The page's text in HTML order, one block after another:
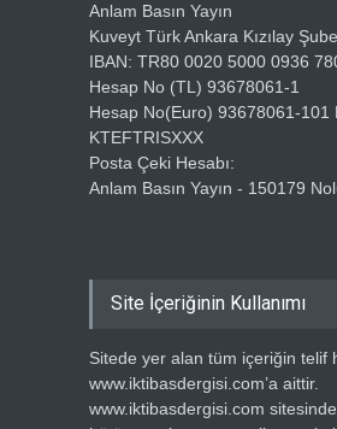
Anlam Basın Yayın
Kuveyt Türk Ankara Kızılay
IBAN: TR80 0020 5000 0936
Hesap No (TL) 93678061-1
Hesap No(Euro) 93678061-101
KTEFTRISXXX
Posta Çeki Hesabı:
Anlam Basın Yayın - 150179
Site İçeriğinin Kullanımı
Sitede yer alan tüm içeriğin telif
www.iktibasdergisi.com’a aittir.
www.iktibasdergisi.com